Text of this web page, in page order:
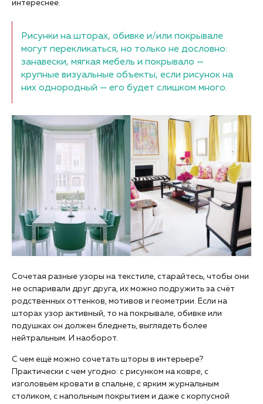
интереснее.
Рисунки на шторах, обивке и/или покрывале
могут перекликаться, но только не дословно:
занавески, мягкая мебель и покрывало —
крупные визуальные объекты, если рисунок на
них однородный — его будет слишком много.
Сочетая разные узоры на текстиле, старайтесь, чтобы они
не оспаривали друг друга, их можно подружить за счёт
родственных оттенков, мотивов и геометрии. Если на
шторах узор активный, то на покрывале, обивке или
подушках он должен бледнеть, выглядеть более
нейтральным. И наоборот.
С чем ещё можно сочетать шторы в интерьере?
Практически с чем угодно: с рисунком на ковре, с
изголовьем кровати в спальне, с ярким журнальным
столиком, с напольным покрытием и даже с корпусной